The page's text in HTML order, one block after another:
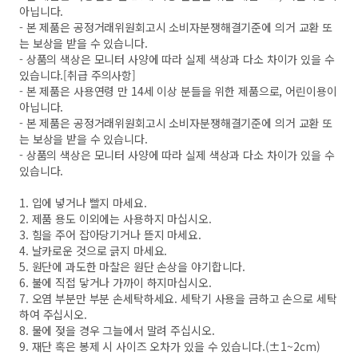
아닙니다.
- 본 제품은 공정거래위원회고시 소비자분쟁해결기준에 의거 교환 또
는 보상을 받을 수 있습니다.
- 상품의 색상은 모니터 사양에 따라 실제 색상과 다소 차이가 있을 수
있습니다.[취급 주의사항]
- 본 제품은 사용연령 만 14세 이상 분들을 위한 제품으로, 어린이용이
아닙니다.
- 본 제품은 공정거래위원회고시 소비자분쟁해결기준에 의거 교환 또
는 보상을 받을 수 있습니다.
- 상품의 색상은 모니터 사양에 따라 실제 색상과 다소 차이가 있을 수
있습니다.
1. 입에 넣거나 빨지 마세요.
2. 제품 용도 이외에는 사용하지 마십시오.
3. 힘을 주어 잡아당기거나 뜯지 마세요.
4. 날카로운 것으로 긁지 마세요.
5. 원단에 과도한 마찰은 원단 손상을 야기합니다.
6. 불에 직접 닿거나 가까이 하지마십시오.
7. 오염 부분만 부분 손세탁하세요. 세탁기 사용을 금하고 손으로 세탁
하여 주십시오.
8. 물에 젖을 경우 그늘에서 말려 주십시오.
9. 재단 혹은 봉제 시 사이즈 오차가 있을 수 있습니다.(±1~2cm)